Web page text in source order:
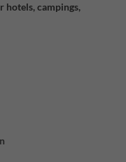
hotels, campings,